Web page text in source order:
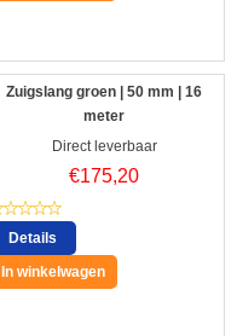
Zuigslang groen | 50 mm | 16
meter
Direct leverbaar
€175,20
Details
In winkelwagen